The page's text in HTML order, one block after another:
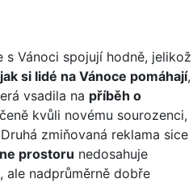
s Vánoci spojují hodně, jelikož
jak si lidé na Vánoce pomáhají,
vsadila na příběh o
kvůli novému sourozenci,
zmiňovaná reklama sice
prostoru nedosahuje
nadprůměrně dobře